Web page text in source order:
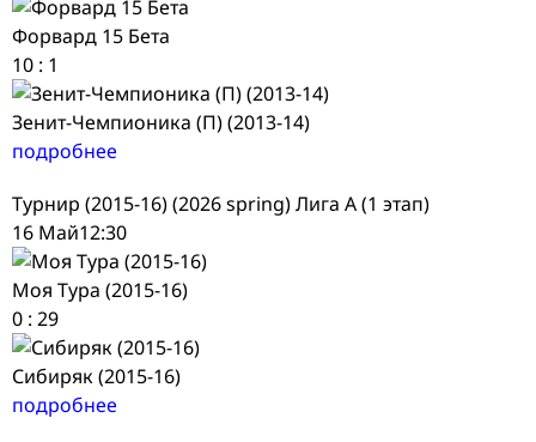
Форвард 15 Бета
10 : 1
Зенит-Чемпионика (П) (2013-14)
подробнее
Турнир (2015-16) (2026 spring) Лига А (1 этап)
16 Май12:30
Моя Тура (2015-16)
0 : 29
Сибиряк (2015-16)
подробнее